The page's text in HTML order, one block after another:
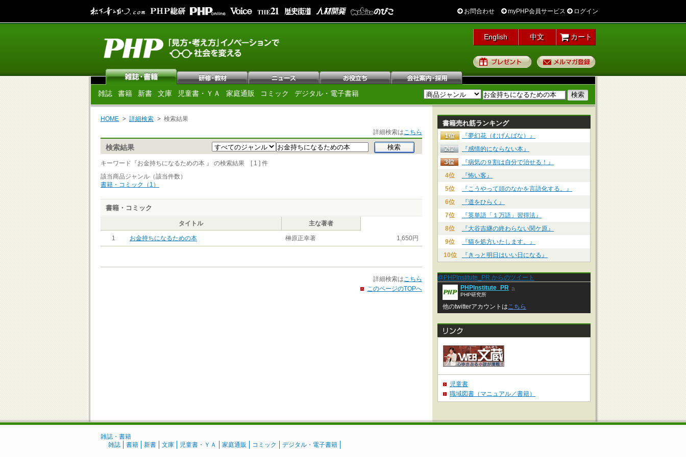
お問合わせ myPHP会員サービス ログイン
English 中文 カート
プレゼント
雑誌 書籍 新書 文庫 児童書・ＹＡ 家庭通販 コミック デジタル・電子書籍
HOME 詳細検索
検索結果
詳細検索はこちら
検索結果
キーワード『お金持ちになるための本 』 の検索結果 [ 1 ] 件
該当商品ジャンル（該当件数）
書籍・コミック（1）
書籍・コミック
タイトル 主な著者
1 お金持ちになるための本 榊原正幸著 1,650円
詳細検索はこちら
このページのTOPへ
書籍売れ筋ランキング
『夢幻花（むげんばな）』
『感情的にならない本』
『病気の９割は自分で治せる！』
4位
『怖い客』
5位
『こうやって頭のなかを言語化する。』
6位
『道をひらく』
7位
『英単語「１万語」習得法』
8位
『大谷吉継の終わらない関ケ原』
9位
『猫を処方いたします。』
10位
『きっと明日はいい日になる』
@PHPInstitute_PR からのツイート
PHPInstitute_PR
PHP研究所
a
他のtwitterアカウントはこちら
児童書
職域図書（マニュアル／書籍）
雑誌・書籍
雑誌
書籍 新書 文庫 児童書・ＹＡ 家庭通販 コミック デジタル・電子書籍